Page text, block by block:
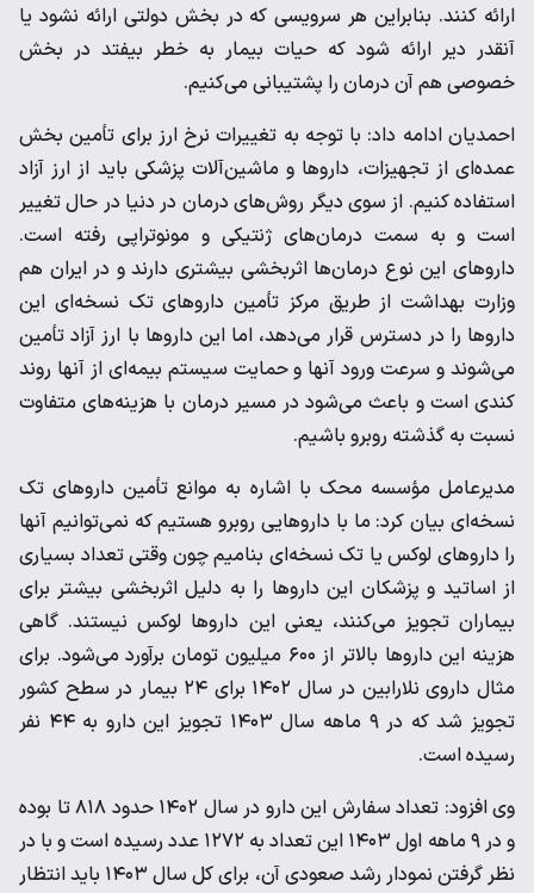
ارائه کنند. بنابراین هر سرویسی که در بخش دولتی ارائه نشود یا
آنقدر دیر ارائه شود که حیات بیمار به خطر بیفتد در بخش
خصوصی هم آن درمان را پشتیبانی می‌کنیم.
احمدیان ادامه داد: با توجه به تغییرات نرخ ارز برای تأمین بخش
عمده‌ای از تجهیزات، داروها و ماشین‌آلات پزشکی باید از ارز آزاد
استفاده کنیم. از سوی دیگر روش‌های درمان در دنیا در حال تغییر
است و به سمت درمان‌های ژنتیکی و مونوتراپی رفته است.
داروهای این نوع درمان‌ها اثربخشی بیشتری دارند و در ایران هم
وزارت بهداشت از طریق مرکز تأمین داروهای تک نسخه‌ای این
داروها را در دسترس قرار می‌دهد، اما این داروها با ارز آزاد تأمین
می‌شوند و سرعت ورود آنها و حمایت سیستم بیمه‌ای از آنها روند
کندی است و باعث می‌شود در مسیر درمان با هزینه‌های متفاوت
نسبت به گذشته روبرو باشیم.
مدیرعامل مؤسسه محک با اشاره به موانع تأمین داروهای تک
نسخه‌ای بیان کرد: ما با داروهایی روبرو هستیم که نمی‌توانیم آنها
را داروهای لوکس یا تک نسخه‌ای بنامیم چون وقتی تعداد بسیاری
از اساتید و پزشکان این داروها را به دلیل اثربخشی بیشتر برای
بیماران تجویز می‌کنند، یعنی این داروها لوکس نیستند. گاهی
هزینه این داروها بالاتر از ۶۰۰ میلیون تومان برآورد می‌شود. برای
مثال داروی نلارابین در سال ۱۴۰۲ برای ۲۴ بیمار در سطح کشور
تجویز شد که در ۹ ماهه سال ۱۴۰۳ تجویز این دارو به ۴۴ نفر
رسیده است.
وی افزود: تعداد سفارش این دارو در سال ۱۴۰۲ حدود ۸۱۸ تا بوده
و در ۹ ماهه اول ۱۴۰۳ این تعداد به ۱۲۷۲ عدد رسیده است و با در
نظر گرفتن نمودار رشد صعودی آن، برای کل سال ۱۴۰۳ باید انتظار